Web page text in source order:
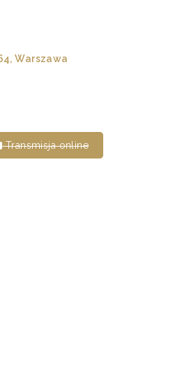
Warszawa
Transmisja online